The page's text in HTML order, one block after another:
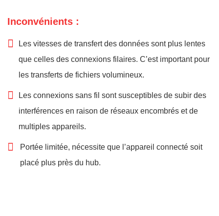
Inconvénients :
Les vitesses de transfert des données sont plus lentes
que celles des connexions filaires. C’est important pour
les transferts de fichiers volumineux.
Les connexions sans fil sont susceptibles de subir des
interférences en raison de réseaux encombrés et de
multiples appareils.
Portée limitée, nécessite que l’appareil connecté soit
placé plus près du hub.